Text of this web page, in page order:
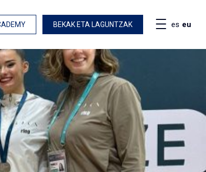
BEKAK ETA LAGUNTZAK es eu